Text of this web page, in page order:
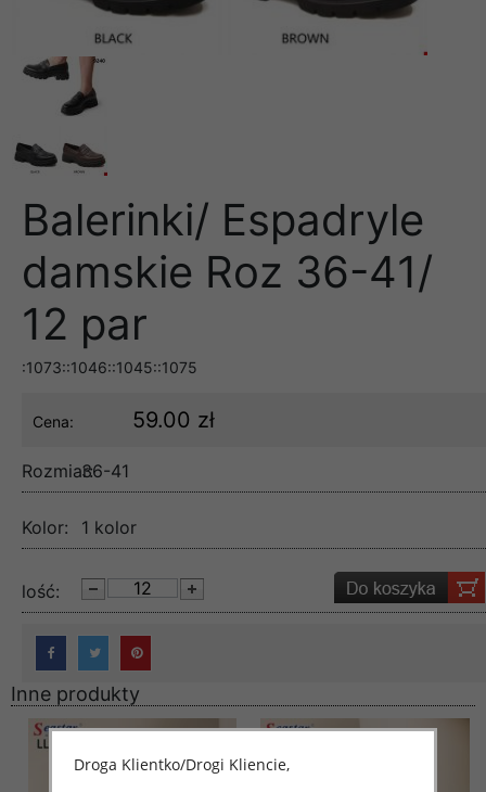
Balerinki/ Espadryle
damskie Roz 36-41/
12 par
:1073::1046::1045::1075
Cena: 59.00 zł
Rozmiar:36-41
Kolor: 1 kolor
lość:
Inne produkty
Droga Klientko/Drogi Kliencie,